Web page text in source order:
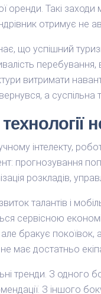
оренди. Такі
отримує не
що успішний
витримати
а
інтелекту,
прогнозування
розкладів,
талантів і
сервісною
бракує покоївок,
має достатньо
тренди. З одного
З іншого